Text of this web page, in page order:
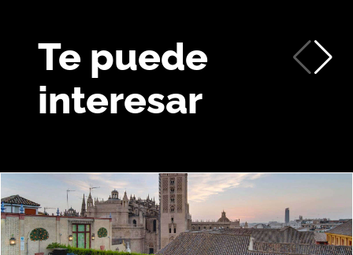
Te puede
interesar